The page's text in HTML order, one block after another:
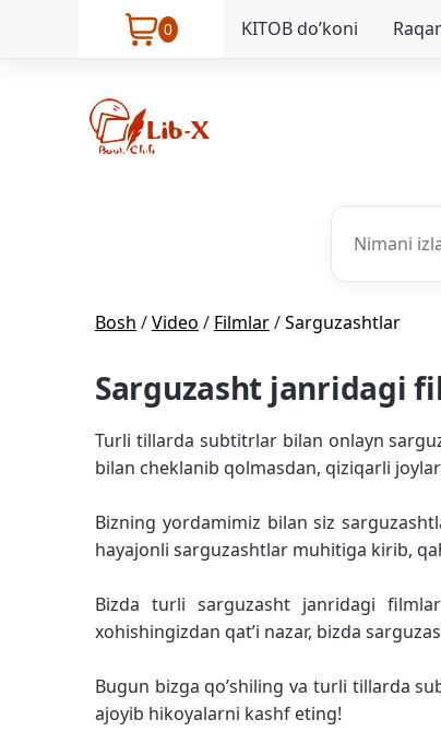
0 KITOB do’koni
Bosh /Video / Filmlar/Sarguzashtlar
Sarguzasht janridagi
Turli tillarda subtitrlar bilan onlayn
bilan cheklanib qolmasdan, qiziqarli
Bizning yordamimiz bilan siz
hayajonli sarguzashtlar muhitiga kirib,
Bizda turli sarguzasht janridagi
xohishingizdan qat’i nazar, bizda
Bugun bizga qo’shiling va turli tillarda
ajoyib hikoyalarni kashf eting!